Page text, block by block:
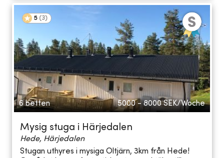
5 (3)
6 betten 5000 - 8000 SEK/Woche
Mysig stuga i Härjedalen
Hede, Härjedalen
Stugan uthyres i mysiga Oltjärn, 3km från Hede!